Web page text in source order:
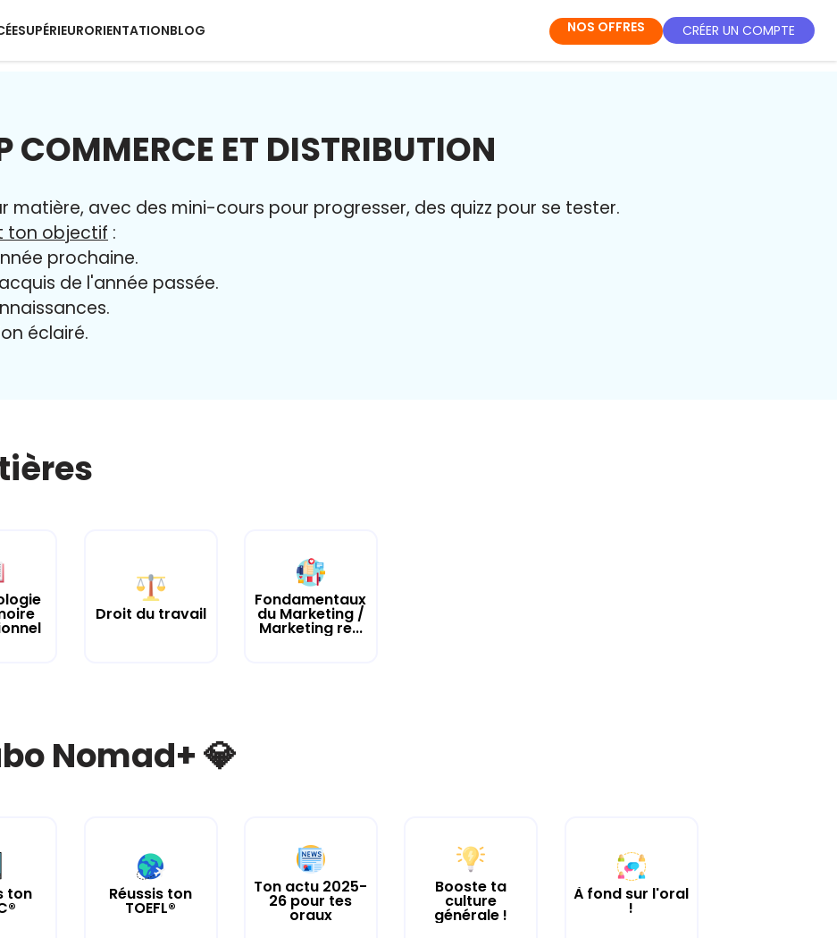
SUPÉRIEURORIENTATIONBLOG NOS OFFRES CRÉER UN COMPTE
COMMERCE ET DISTRIBUTION
matière, avec des mini-cours pour progresser, des quizz pour se tester.
ton objectif :
prochaine.
de l'année passée.
éclairé.
Droit du travail
Fondamentaux
du Marketing /
Marketing re...
Nomad+ 💎
ton Réussis ton
TOEFL®
Ton actu 2025-
26 pour tes
oraux
Booste ta
culture
générale !
À fond sur l'oral
!